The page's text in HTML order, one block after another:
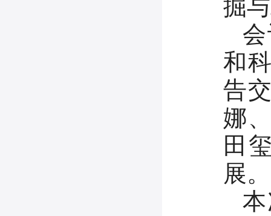
掘
和
告
娜
田
展。